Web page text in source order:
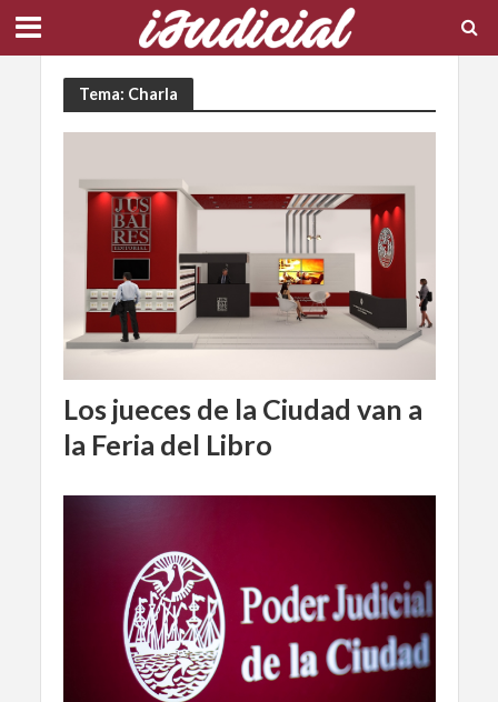
Tema: Charla
Los jueces de la Ciudad van a
la Feria del Libro